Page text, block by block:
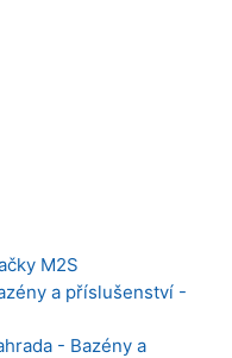
M2S
a příslušenství -
- Bazény a